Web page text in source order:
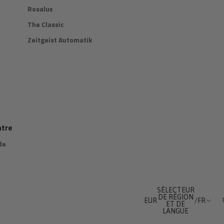
Rosalux
The Classic
Zeitgeist Automatik
EUR
SÉLECTEUR
DE RÉGION
ET DE
LANGUE
/FR